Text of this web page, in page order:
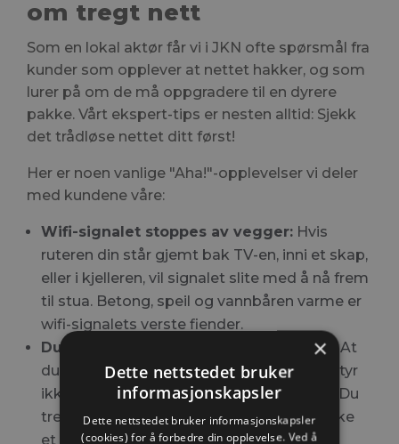
om tregt nett
Som en lokal aktør får vi i JKN ofte spørsmål fra
kunder som opplever at nettet hakker, og som
lurer på om de må oppgradere til en dyrere
pakke. Vårt ekspert-tips er nesten alltid: Sjekk
det trådløse nettet ditt først!
Her er noen vanlige "Aha!"-opplevelser vi deler
med kundene våre:
Wifi-signalet stoppes av vegger: Hvis
ruteren din står gjemt bak TV-en, inni et skap,
eller i kjelleren, vil signalet slite med å nå frem
til stua. Betong, speil og vannbåren varme er
wifi-signalets verste fiender.
Du forveksler wifi med internettlinjen: At
du har dårlig dekning på soverommet, betyr
ikke at internettlinjen inn til huset er treg. Du
trenger kanskje bare en wifi-forsterker, ikke
et dyrere abonnement.
×
Dette nettstedet bruker
informasjonskapsler
Dette nettstedet bruker informasjonskapsler
(cookies) for å forbedre din opplevelse. Ved å